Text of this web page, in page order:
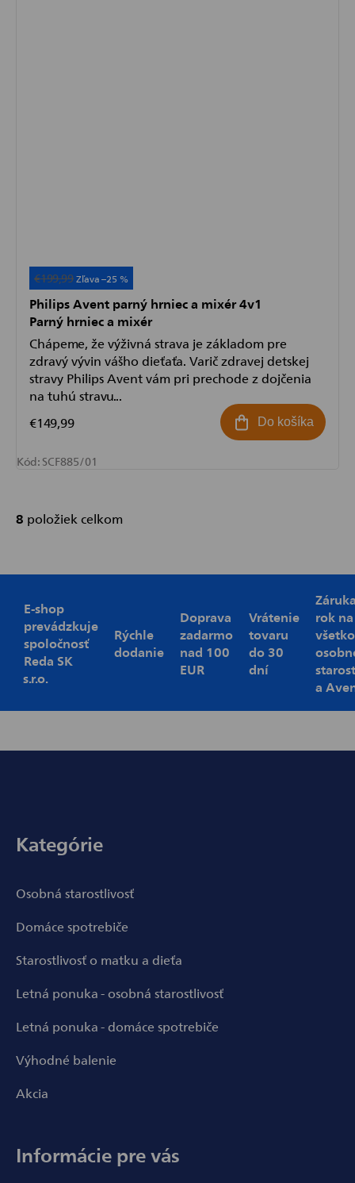
Akcia
€199,99 –25 %
Philips Avent parný hrniec a mixér 4v1
Parný hrniec a mixér
€149,99 Do košíka
Chápeme, že výživná strava je základom pre
zdravý vývin vášho dieťaťa. Varič zdravej detskej
stravy Philips Avent vám pri prechode z dojčenia
na tuhú stravu...
Kód: SCF885/01
Ovládacie
8 položiek celkom
E-shop
prevádzkuje
spoločnosť
Reda SK
s.r.o.
Rýchle
dodanie
Doprava
zadarmo
nad 100
EUR
Vrátenie
tovaru
do 30
dní
rok na
a
Zápätie
Kategórie
Osobná starostlivosť
Domáce spotrebiče
Starostlivosť o matku a dieťa
Letná ponuka - osobná starostlivosť
Letná ponuka - domáce spotrebiče
Výhodné balenie
Akcia
Informácie pre vás